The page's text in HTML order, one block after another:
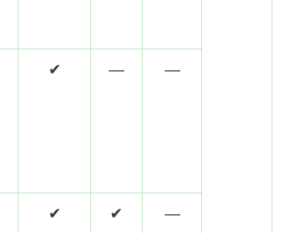
✔ — —
✔ ✔ —